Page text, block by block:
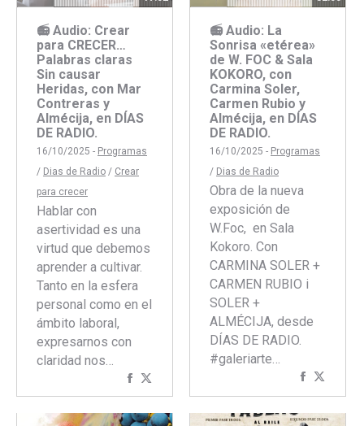
📻 Audio: Crear
para CRECER…
Palabras claras
Sin causar
Heridas, con Mar
Contreras y
Almécija, en DÍAS
DE RADIO.
16/10/2025 - Programas
/ Dias de Radio / Crear
para crecer
Hablar con
asertividad es una
virtud que debemos
aprender a cultivar.
Tanto en la esfera
personal como en el
ámbito laboral,
expresarnos con
claridad nos…
Compartir
con
Facebook
con
Twitter
📻 Audio: La
Sonrisa «etérea»
de W. FOC & Sala
KOKORO, con
Carmina Soler,
Carmen Rubio y
Almécija, en DÍAS
DE RADIO.
16/10/2025 - Programas
/ Dias de Radio
Obra de la nueva
exposición de
W.Foc, en Sala
Kokoro. Con
CARMINA SOLER +
CARMEN RUBIO i
SOLER +
ALMÉCIJA, desde
DÍAS DE RADIO.
#galeriarte…
Compartir
concon